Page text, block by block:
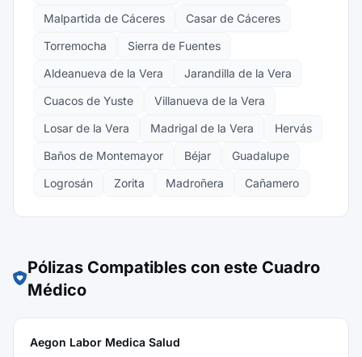
Malpartida de Cáceres
Casar de Cáceres
Torremocha
Sierra de Fuentes
Aldeanueva de la Vera
Jarandilla de la Vera
Cuacos de Yuste
Villanueva de la Vera
Losar de la Vera
Madrigal de la Vera
Hervás
Baños de Montemayor
Béjar
Guadalupe
Logrosán
Zorita Madroñera Cañamero
Pólizas Compatibles con este Cuadro
Médico
Aegon Labor Medica Salud